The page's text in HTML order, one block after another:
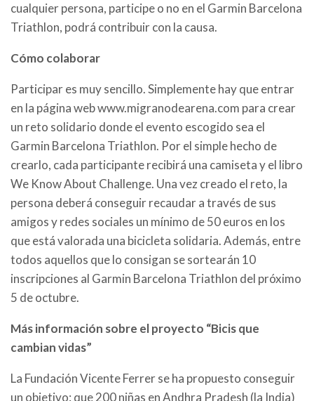
cualquier persona, participe o no en el Garmin Barcelona
Triathlon, podrá contribuir con la causa.
Cómo colaborar
Participar es muy sencillo. Simplemente hay que entrar
en la página web www.migranodearena.com para crear
un reto solidario donde el evento escogido sea el
Garmin Barcelona Triathlon. Por el simple hecho de
crearlo, cada participante recibirá una camiseta y el libro
We Know About Challenge. Una vez creado el reto, la
persona deberá conseguir recaudar a través de sus
amigos y redes sociales un mínimo de 50 euros en los
que está valorada una bicicleta solidaria. Además, entre
todos aquellos que lo consigan se sortearán 10
inscripciones al Garmin Barcelona Triathlon del próximo
5 de octubre.
Más información sobre el proyecto “Bicis que
cambian vidas”
La Fundación Vicente Ferrer se ha propuesto conseguir
un objetivo: que 200 niñas en Andhra Pradesh (la India)